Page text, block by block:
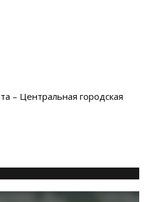
– Центральная городская